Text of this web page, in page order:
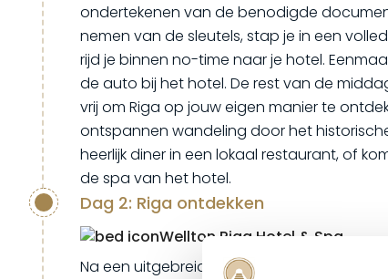
ondertekenen van de benodigde
nemen van de sleutels, stap je in een
rijd je binnen no-time naar je hotel.
de auto bij het hotel. De rest van de
vrij om Riga op jouw eigen manier te
ontspannen wandeling door het
heerlijk diner in een lokaal restaurant, of
de spa van het hotel.
Dag 2: Riga ontdekken
Wellton Riga Hotel & Spa
Na een uitgebreid ontbijt is het tijd om Riga